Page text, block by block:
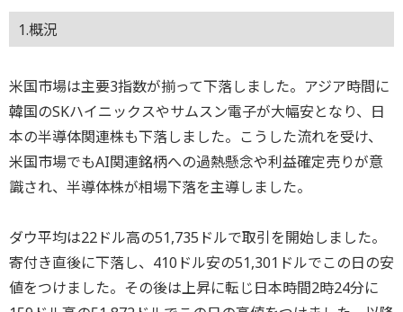
1.概況
米国市場は主要3指数が揃って下落しました。アジア時間に
韓国のSKハイニックスやサムスン電子が大幅安となり、日
本の半導体関連株も下落しました。こうした流れを受け、
米国市場でもAI関連銘柄への過熱懸念や利益確定売りが意
識され、半導体株が相場下落を主導しました。
ダウ平均は22ドル高の51,735ドルで取引を開始しました。
寄付き直後に下落し、410ドル安の51,301ドルでこの日の安
値をつけました。その後は上昇に転じ日本時間2時24分に